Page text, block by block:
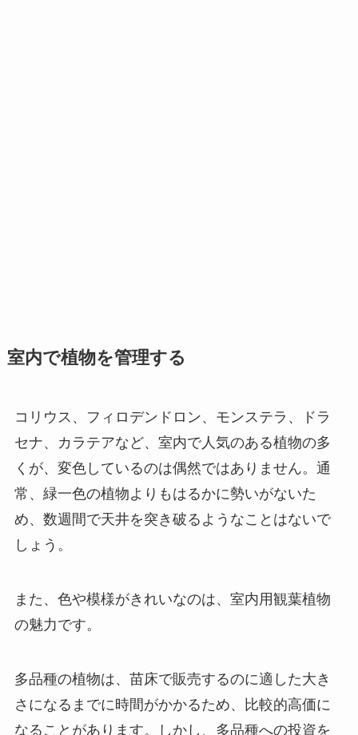
室内で植物を管理する
コリウス、フィロデンドロン、モンステラ、ドラ
セナ、カラテアなど、室内で人気のある植物の多
くが、変色しているのは偶然ではありません。通
常、緑一色の植物よりもはるかに勢いがないた
め、数週間で天井を突き破るようなことはないで
しょう。
また、色や模様がきれいなのは、室内用観葉植物
の魅力です。
多品種の植物は、苗床で販売するのに適した大き
さになるまでに時間がかかるため、比較的高価に
なることがあります。しかし、多品種への投資を